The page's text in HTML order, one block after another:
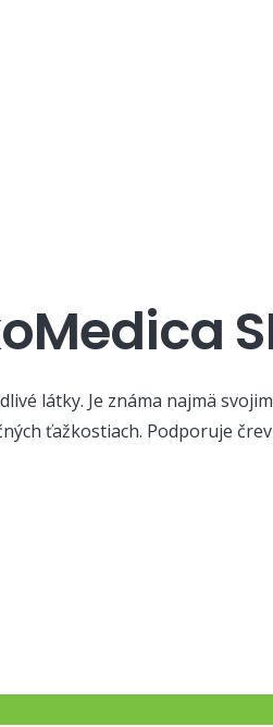
látky. Je známa najmä
ťažkostiach. Podporuje